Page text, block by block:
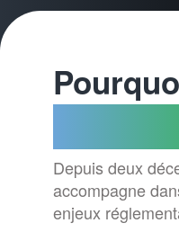
Depuis deux
accompagne
enjeux